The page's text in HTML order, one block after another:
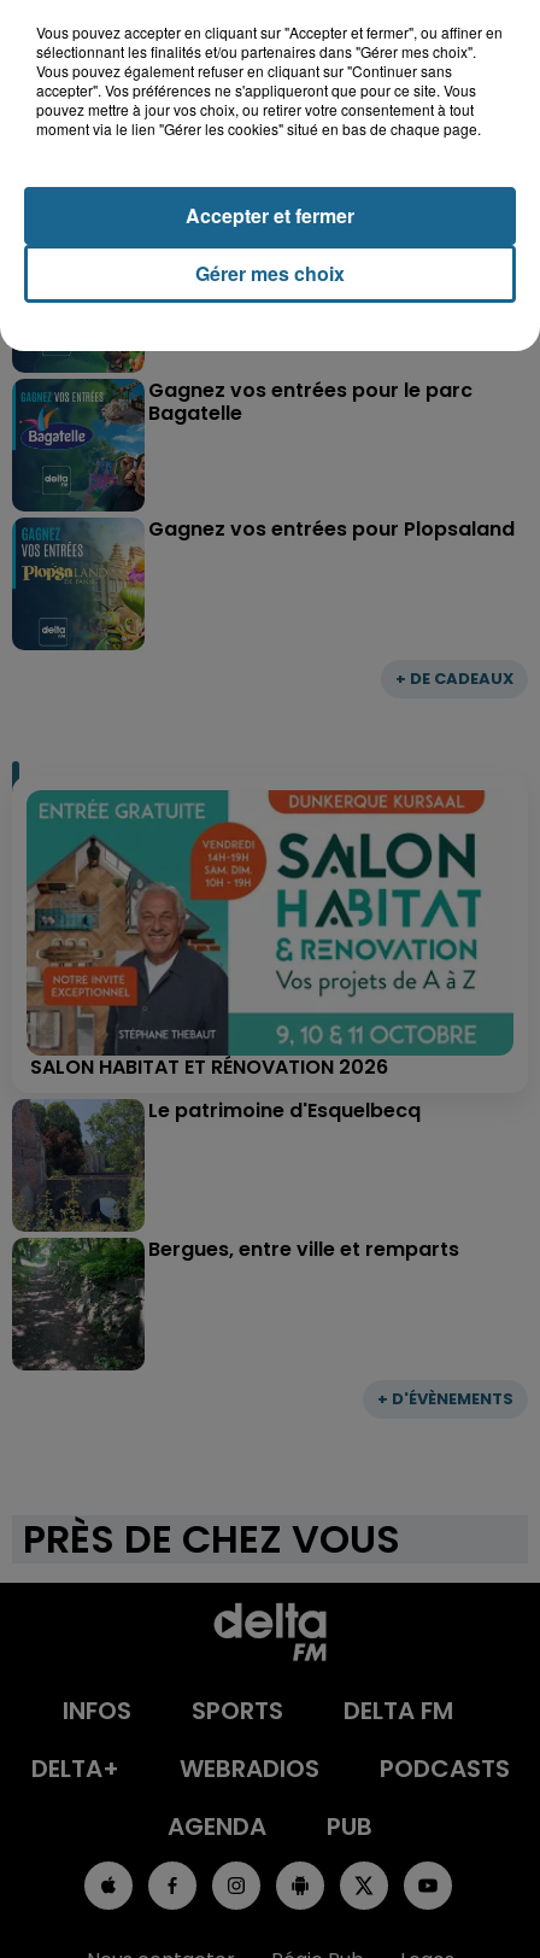
+ DE CADEAUX
Grand jeu de l'été : les cabines de plages
Gagnez vos entrées pour Dennlys
Gagnez vos entrées pour le parc
Bagatelle
Gagnez vos entrées pour Plopsaland
+ D'ÉVÈNEMENTS
SALON HABITAT ET RÉNOVATION 2026
Le patrimoine d'Esquelbecq
Bergues, entre ville et remparts
PRÈS DE CHEZ VOUS
INFOS SPORTS
DELTA FM
DELTA+
WEBRADIOS
PODCASTS
AGENDA
PUB
Vous pouvez accepter en cliquant sur "Accepter et fermer", ou affiner en
sélectionnant les finalités et/ou partenaires dans "Gérer mes choix".
Vous pouvez également refuser en cliquant sur "Continuer sans
accepter". Vos préférences ne s'appliqueront que pour ce site. Vous
pouvez mettre à jour vos choix, ou retirer votre consentement à tout
moment via le lien "Gérer les cookies" situé en bas de chaque page.
Gérer mes choix
Accepter et fermer